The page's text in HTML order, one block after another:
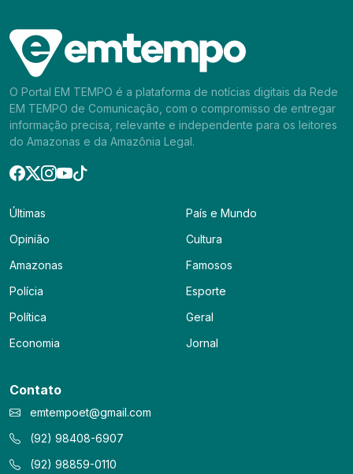
O Portal EM TEMPO é a plataforma de notícias digitais da Rede
EM TEMPO de Comunicação, com o compromisso de entregar
informação precisa, relevante e independente para os leitores
do Amazonas e da Amazônia Legal.
Últimas
Opinião
Amazonas
Polícia
Política
Economia
País e Mundo
Cultura
Famosos
Esporte
Geral
Jornal
Contato
emtempoet@gmail.com
(92) 98408-6907
(92) 98859-0110